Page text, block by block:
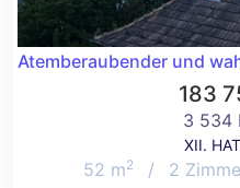
Atemberaubender und
183
3 534
XII.
52 m2 / 2